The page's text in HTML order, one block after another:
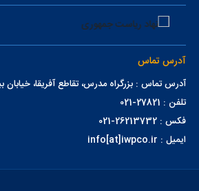
آدرس تماس
آدرس تماس : بزرگراه مدرس، تقاطع آفریقا، خیابان بیدار
تلفن : 27821-021
فکس : 26213732-021
ایمیل : info[at]iwpco.ir